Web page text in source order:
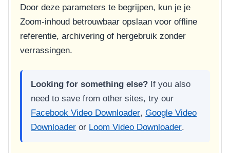
Door deze parameters te begrijpen, kun je je
Zoom-inhoud betrouwbaar opslaan voor offline
referentie, archivering of hergebruik zonder
verrassingen.
Looking for something else? If you also
need to save from other sites, try our
Facebook Video Downloader,Google Video
Downloader or Loom Video Downloader.